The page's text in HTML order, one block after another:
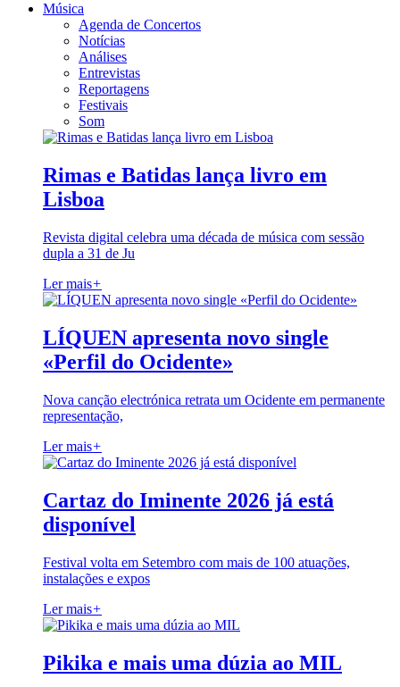
Música
Agenda de Concertos
Notícias
Análises
Entrevistas
Reportagens
Festivais
Som
Rimas e Batidas lança livro em
Lisboa
Revista digital celebra uma década de música com sessão
dupla a 31 de Ju
Ler mais+
LÍQUEN apresenta novo single
«Perfil do Ocidente»
Nova canção electrónica retrata um Ocidente em permanente
representação,
Ler mais+
Cartaz do Iminente 2026 já está
disponível
Festival volta em Setembro com mais de 100 atuações,
instalações e expos
Ler mais+
Pikika e mais uma dúzia ao MIL